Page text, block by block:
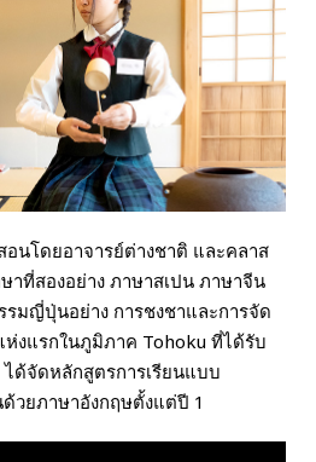
อนโดยอาจารย์ต่างชาติ และคลาส
าที่สองอย่าง ภาษาสเปน ภาษาจีน
มญี่ปุ่นอย่าง การชงชาและการจัด
ห่งแรกในภูมิภาค Tohoku ที่ได้รับ
ได้จัดหลักสูตรการเรียนแบบ
วยภาษาอังกฤษตั้งแต่ปี 1